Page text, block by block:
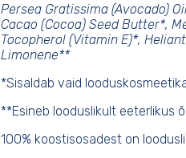
Persea Gratissima (Avocado)
Cacao (Cocoa) Seed Butter*,
Tocopherol (Vitamin E)*,
Limonene**
*Sisaldab vaid
**Esineb looduslikult eeterlikus
100% koostisosadest on